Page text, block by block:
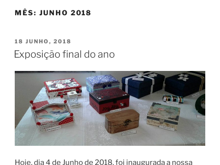
MÊS: JUNHO 2018
PUBLICADO
EM
18 JUNHO, 2018
Exposição final do ano
Hoje, dia 4 de Junho de 2018, foi inaugurada a nossa